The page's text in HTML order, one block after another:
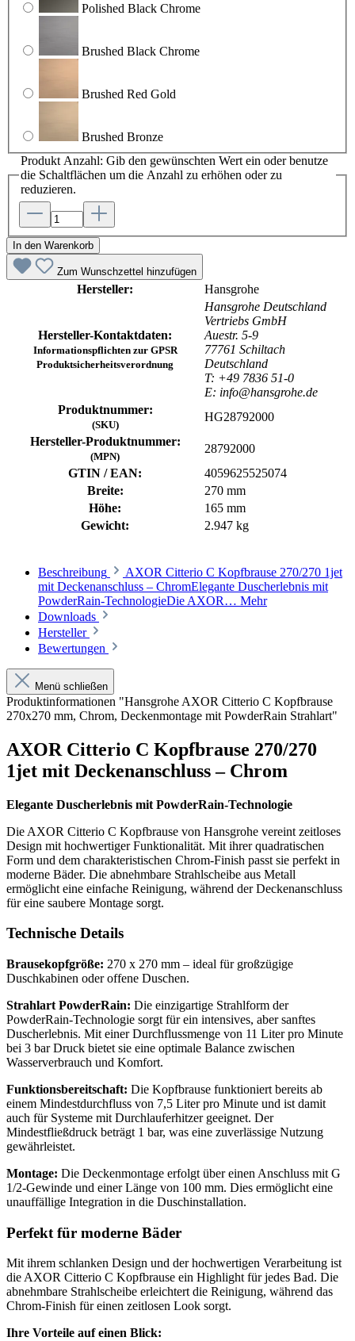
Polished Black Chrome
Brushed Black Chrome
Brushed Red Gold
Brushed Bronze
Produkt Anzahl: Gib den gewünschten Wert ein oder benutze
die Schaltflächen um die Anzahl zu erhöhen oder zu
reduzieren.
In den Warenkorb
Zum Wunschzettel hinzufügen
Hersteller: Hansgrohe
Hersteller-Kontaktdaten:
Informationspflichten zur GPSR
Produktsicherheitsverordnung
Hansgrohe Deutschland
Vertriebs GmbH
Auestr. 5-9
77761 Schiltach
Deutschland
T: +49 7836 51-0
E: info@hansgrohe.de
Produktnummer:
(SKU)
HG28792000
Hersteller-Produktnummer:
(MPN)
28792000
GTIN / EAN:
4059625525074
Breite:
270 mm
Höhe:
165 mm
Gewicht:
2.947 kg
Beschreibung
AXOR Citterio C Kopfbrause 270/270 1jet
mit Deckenanschluss – ChromElegante Duscherlebnis mit
PowderRain-TechnologieDie AXOR… Mehr
Downloads
Hersteller
Bewertungen
Menü schließen
Produktinformationen "Hansgrohe AXOR Citterio C Kopfbrause
270x270 mm, Chrom, Deckenmontage mit PowderRain Strahlart"
AXOR Citterio C Kopfbrause 270/270
1jet mit Deckenanschluss – Chrom
Elegante Duscherlebnis mit PowderRain-Technologie
Die AXOR Citterio C Kopfbrause von Hansgrohe vereint zeitloses
Design mit hochwertiger Funktionalität. Mit ihrer quadratischen
Form und dem charakteristischen Chrom-Finish passt sie perfekt in
moderne Bäder. Die abnehmbare Strahlscheibe aus Metall
ermöglicht eine einfache Reinigung, während der Deckenanschluss
für eine saubere Montage sorgt.
Technische Details
Brausekopfgröße: 270 x 270 mm – ideal für großzügige
Duschkabinen oder offene Duschen.
Strahlart PowderRain: Die einzigartige Strahlform der
PowderRain-Technologie sorgt für ein intensives, aber sanftes
Duscherlebnis. Mit einer Durchflussmenge von 11 Liter pro Minute
bei 3 bar Druck bietet sie eine optimale Balance zwischen
Wasserverbrauch und Komfort.
Funktionsbereitschaft: Die Kopfbrause funktioniert bereits ab
einem Mindestdurchfluss von 7,5 Liter pro Minute und ist damit
auch für Systeme mit Durchlauferhitzer geeignet. Der
Mindestfließdruck beträgt 1 bar, was eine zuverlässige Nutzung
gewährleistet.
Montage: Die Deckenmontage erfolgt über einen Anschluss mit G
1/2-Gewinde und einer Länge von 100 mm. Dies ermöglicht eine
unauffällige Integration in die Duschinstallation.
Perfekt für moderne Bäder
Mit ihrem schlanken Design und der hochwertigen Verarbeitung ist
die AXOR Citterio C Kopfbrause ein Highlight für jedes Bad. Die
abnehmbare Strahlscheibe erleichtert die Reinigung, während das
Chrom-Finish für einen zeitlosen Look sorgt.
Ihre Vorteile auf einen Blick: